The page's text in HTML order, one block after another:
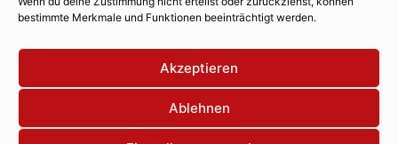
bestimmte Merkmale und Funktionen beeinträchtigt werden.
Akzeptieren
Ablehnen
Lokalnachrichten
Lokalfernsehen